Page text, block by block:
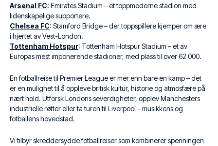
Arsenal FC: Emirates Stadium – et toppmoderne stadion med
lidenskapelige supportere.
Chelsea FC: Stamford Bridge – der toppspillere kjemper om ære
i hjertet av Vest-London.
Tottenham Hotspur: Tottenham Hotspur Stadium – et av
Europas mest imponerende stadioner, med plass til over 62 000.
En fotballreise til Premier League er mer enn bare en kamp – det
er en mulighet til å oppleve britisk kultur, historie og atmosfære på
nært hold. Utforsk Londons severdigheter, opplev Manchesters
industrielle røtter eller ta turen til Liverpool – musikkens og
fotballens hovedstad.
Vi tilbyr skreddersydde fotballreiser som kombinerer spenningen